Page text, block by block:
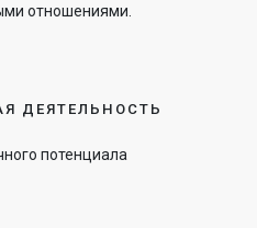
отношениями.
ДЕЯТЕЛЬНОСТЬ
потенциала